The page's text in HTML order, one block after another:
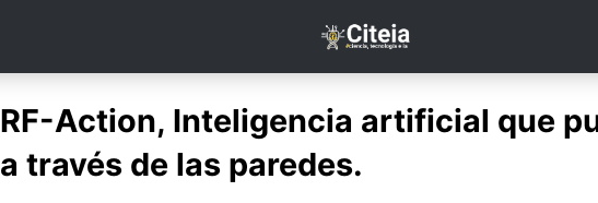
RF-Action, Inteligencia artificial que
a través de las paredes.